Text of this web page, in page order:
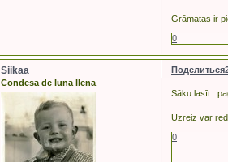
Grāmatas ir
0
Поделиться
Siikaa
Condesa de luna llena
Sāku lasīt..
Uzreiz var
0